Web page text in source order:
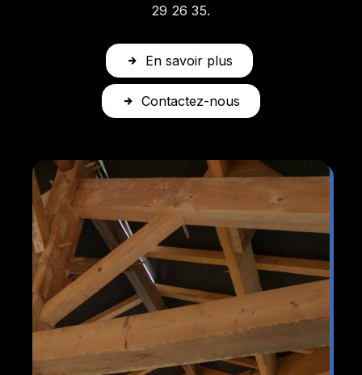
29 26 35.
En savoir plus
Contactez-nous